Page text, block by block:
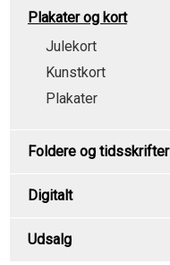
Plakater og kort
Julekort
Kunstkort
Plakater
Foldere og tidsskrifter
Digitalt
Udsalg